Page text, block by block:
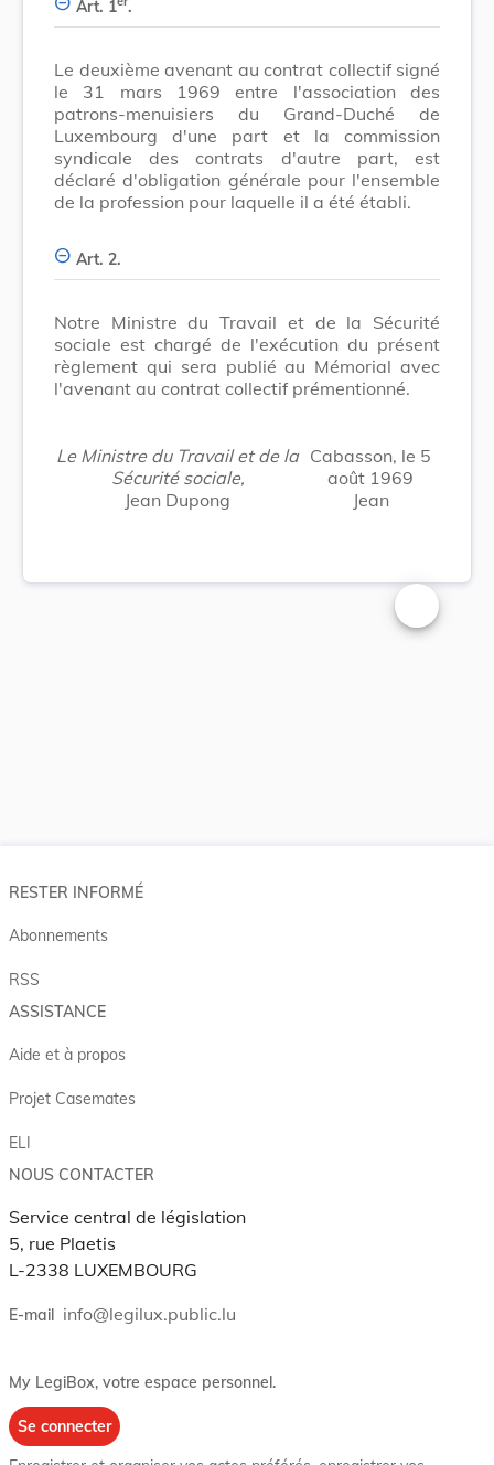
Art. 1 .
Le deuxième avenant au contrat collectif signé
le 31 mars 1969 entre l'association des
patrons-menuisiers du Grand-Duché de
Luxembourg d'une part et la commission
syndicale des contrats d'autre part, est
déclaré d'obligation générale pour l'ensemble
de la profession pour laquelle il a été établi.
Art. 2.
Notre Ministre du Travail et de la Sécurité
sociale est chargé de l'exécution du présent
règlement qui sera publié au Mémorial avec
l'avenant au contrat collectif prémentionné.
Le Ministre du Travail et de la
Sécurité sociale,
Jean Dupong
Cabasson, le 5
août 1969
Jean
Changer la
RESTER INFORMÉ
Abonnements
RSS
ASSISTANCE
Aide et à propos
Projet Casemates
ELI
NOUS CONTACTER
Service central de législation
5, rue Plaetis
L-2338 LUXEMBOURG
E-mail info@legilux.public.lu
My LegiBox, votre espace personnel.
Se connecter